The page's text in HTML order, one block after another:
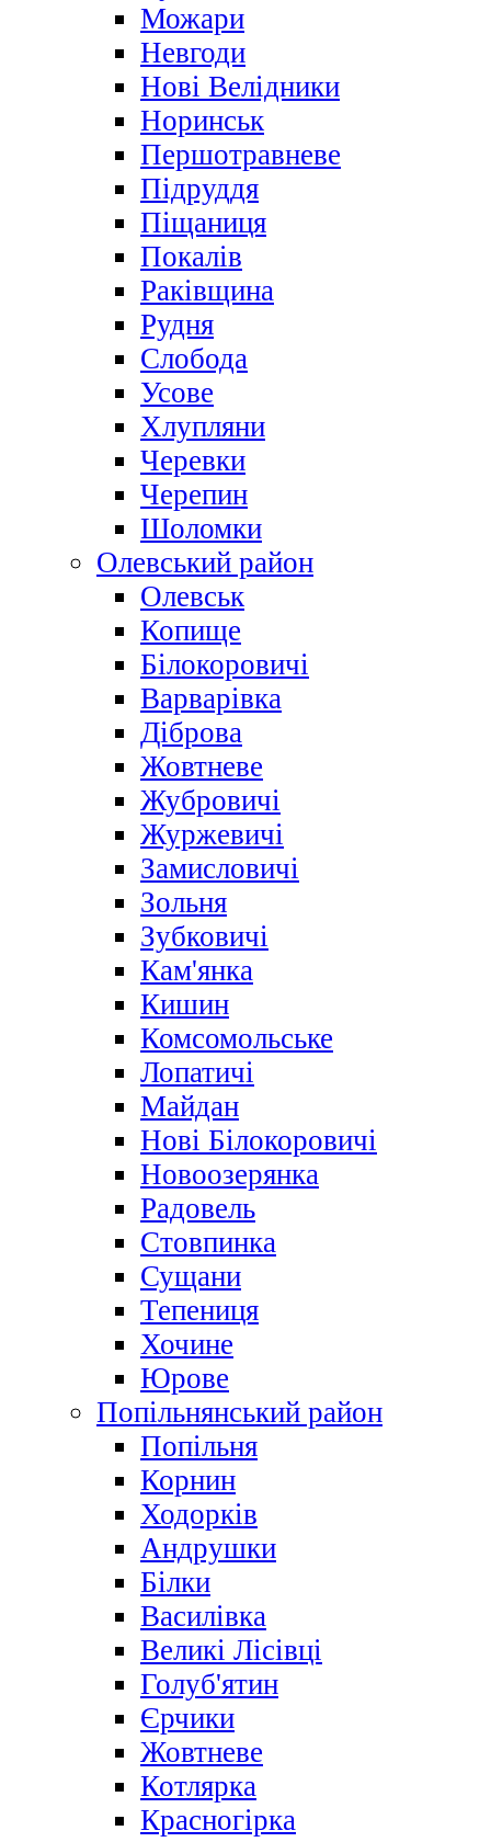
Можари
Невгоди
Нові Велідники
Норинськ
Першотравневе
Підруддя
Піщаниця
Покалів
Раківщина
Рудня
Слобода
Усове
Хлупляни
Черевки
Черепин
Шоломки
Олевський район
Олевськ
Копище
Білокоровичі
Варварівка
Діброва
Жовтневе
Жубровичі
Журжевичі
Замисловичі
Зольня
Зубковичі
Кам'янка
Кишин
Комсомольське
Лопатичі
Майдан
Нові Білокоровичі
Новоозерянка
Радовель
Стовпинка
Сущани
Тепениця
Хочине
Юрове
Попільнянський район
Попільня
Корнин
Ходорків
Андрушки
Білки
Василівка
Великі Лісівці
Голуб'ятин
Єрчики
Жовтневе
Котлярка
Красногірка